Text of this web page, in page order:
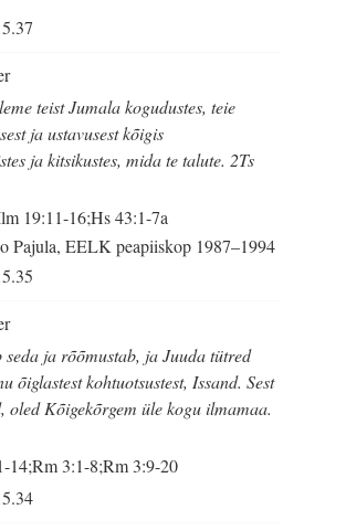
teist Jumala kogudustes, teie
ja ustavusest kõigis
ja kitsikustes, mida te talute. 2Ts
19:11-16;Hs 43:1-7a
Pajula, EELK peapiiskop 1987–1994
seda ja rõõmustab, ja Juuda tütred
õiglastest kohtuotsustest, Issand. Sest
oled Kõigekõrgem üle kogu ilmamaa.
14;Rm 3:1-8;Rm 3:9-20